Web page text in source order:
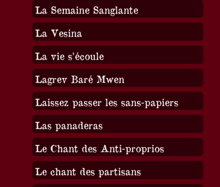
La Semaine Sanglante
La Vesina
La vie s’écoule
Lagrev Baré Mwen
Laissez passer les sans-papiers
Las panaderas
Le Chant des Anti-proprios
Le chant des partisans